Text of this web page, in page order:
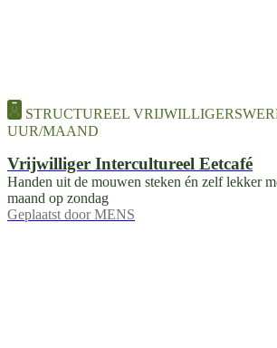
STRUCTUREEL
UUR/MAAND
Vrijwilliger Intercultureel Eetcafé
Handen uit de mouwen steken én zelf lekker
maand op zondag
Geplaatst door MENS